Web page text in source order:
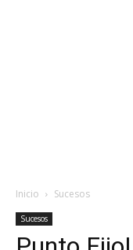
Inicio Sucesos
Sucesos